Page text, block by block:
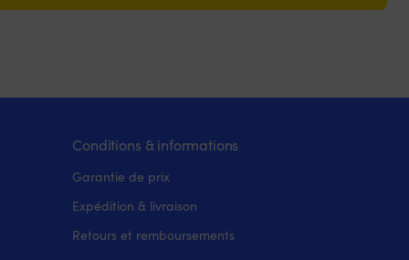
Conditions & informations
Garantie de prix
Expédition & livraison
Retours et remboursements